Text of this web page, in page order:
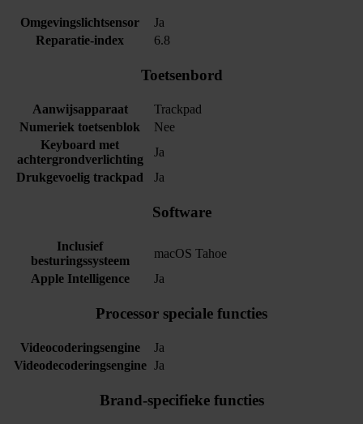
Omgevingslichtsensor
Ja
Reparatie-index
6.8
Toetsenbord
Aanwijsapparaat
Trackpad
Numeriek toetsenblok
Nee
Keyboard met
achtergrondverlichting
Ja
Drukgevoelig trackpad
Ja
Software
Inclusief
besturingssysteem
macOS Tahoe
Apple Intelligence
Ja
Processor speciale functies
Videocoderingsengine
Ja
Videodecoderingsengine Ja
Brand-specifieke functies